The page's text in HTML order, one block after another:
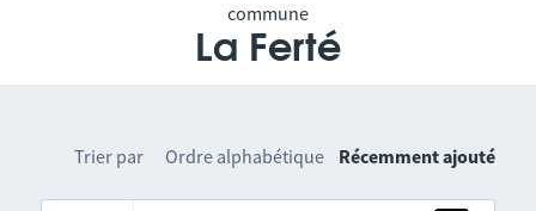
commune
La Ferté
Trier par Ordre alphabétique Récemment ajouté